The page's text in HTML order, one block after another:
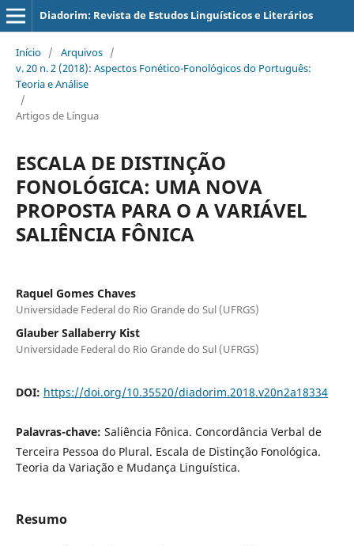
Diadorim: Revista de Estudos Linguísticos e Literários
Início / Arquivos /
v. 20 n. 2 (2018): Aspectos Fonético-Fonológicos do Português:
Teoria e Análise
/
Artigos de Língua
ESCALA DE DISTINÇÃO
FONOLÓGICA: UMA NOVA
PROPOSTA PARA O A VARIÁVEL
SALIÊNCIA FÔNICA
Raquel Gomes Chaves
Universidade Federal do Rio Grande do Sul (UFRGS)
Glauber Sallaberry Kist
Universidade Federal do Rio Grande do Sul (UFRGS)
DOI: https://doi.org/10.35520/diadorim.2018.v20n2a18334
Palavras-chave: Saliência Fônica. Concordância Verbal de
Terceira Pessoa do Plural. Escala de Distinção Fonológica.
Teoria da Variação e Mudança Linguística.
Resumo